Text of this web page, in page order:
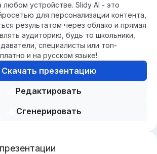
любом устройстве. Slidy AI - это
для персонализации контента,
результатом через облако и прямая
аудиторию, будь то школьники,
специалисты или топ-
и на русском языке!
Скачать презентацию
Редактировать
Сгенерировать